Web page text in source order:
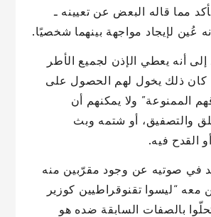
مما قاله البعض عن تعيينه ـ
عُين لإيجاد مواجهة بينهما شخصيًا.
إلى أنه يعطي الإذن لجميع الأطر
كان ذلك يخول لهم الحصول على
الممنوعة” ولا يمكنهم أن
والتصفيق، أو شتمه وبث
القدح فيه.
في صوتيه عن وجود مقرّبين منه
معه “ليسوا تقنوقراطيين كوزير
تحلّوا بالصفات السابقة ضده هو